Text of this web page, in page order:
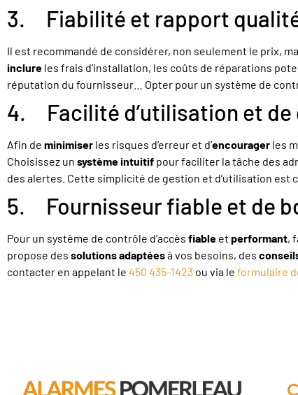
3. Fiabilité et rapport
Il est recommandé de considérer, non seulement le prix,
inclure les frais d’installation, les coûts de réparations
réputation du fournisseur… Opter pour un système de
4. Facilité d’utilisation et de
Afin de minimiser les risques d’erreur et d’encourager les
Choisissez un système intuitif pour faciliter la tâche des
des alertes. Cette simplicité de gestion et d’utilisation est
5. Fournisseur fiable et de
Pour un système de contrôle d’accès fiable et performant,
propose des solutions adaptéesà vos besoins, des
contacter en appelant le 450 435-1423 ou via le formulaire